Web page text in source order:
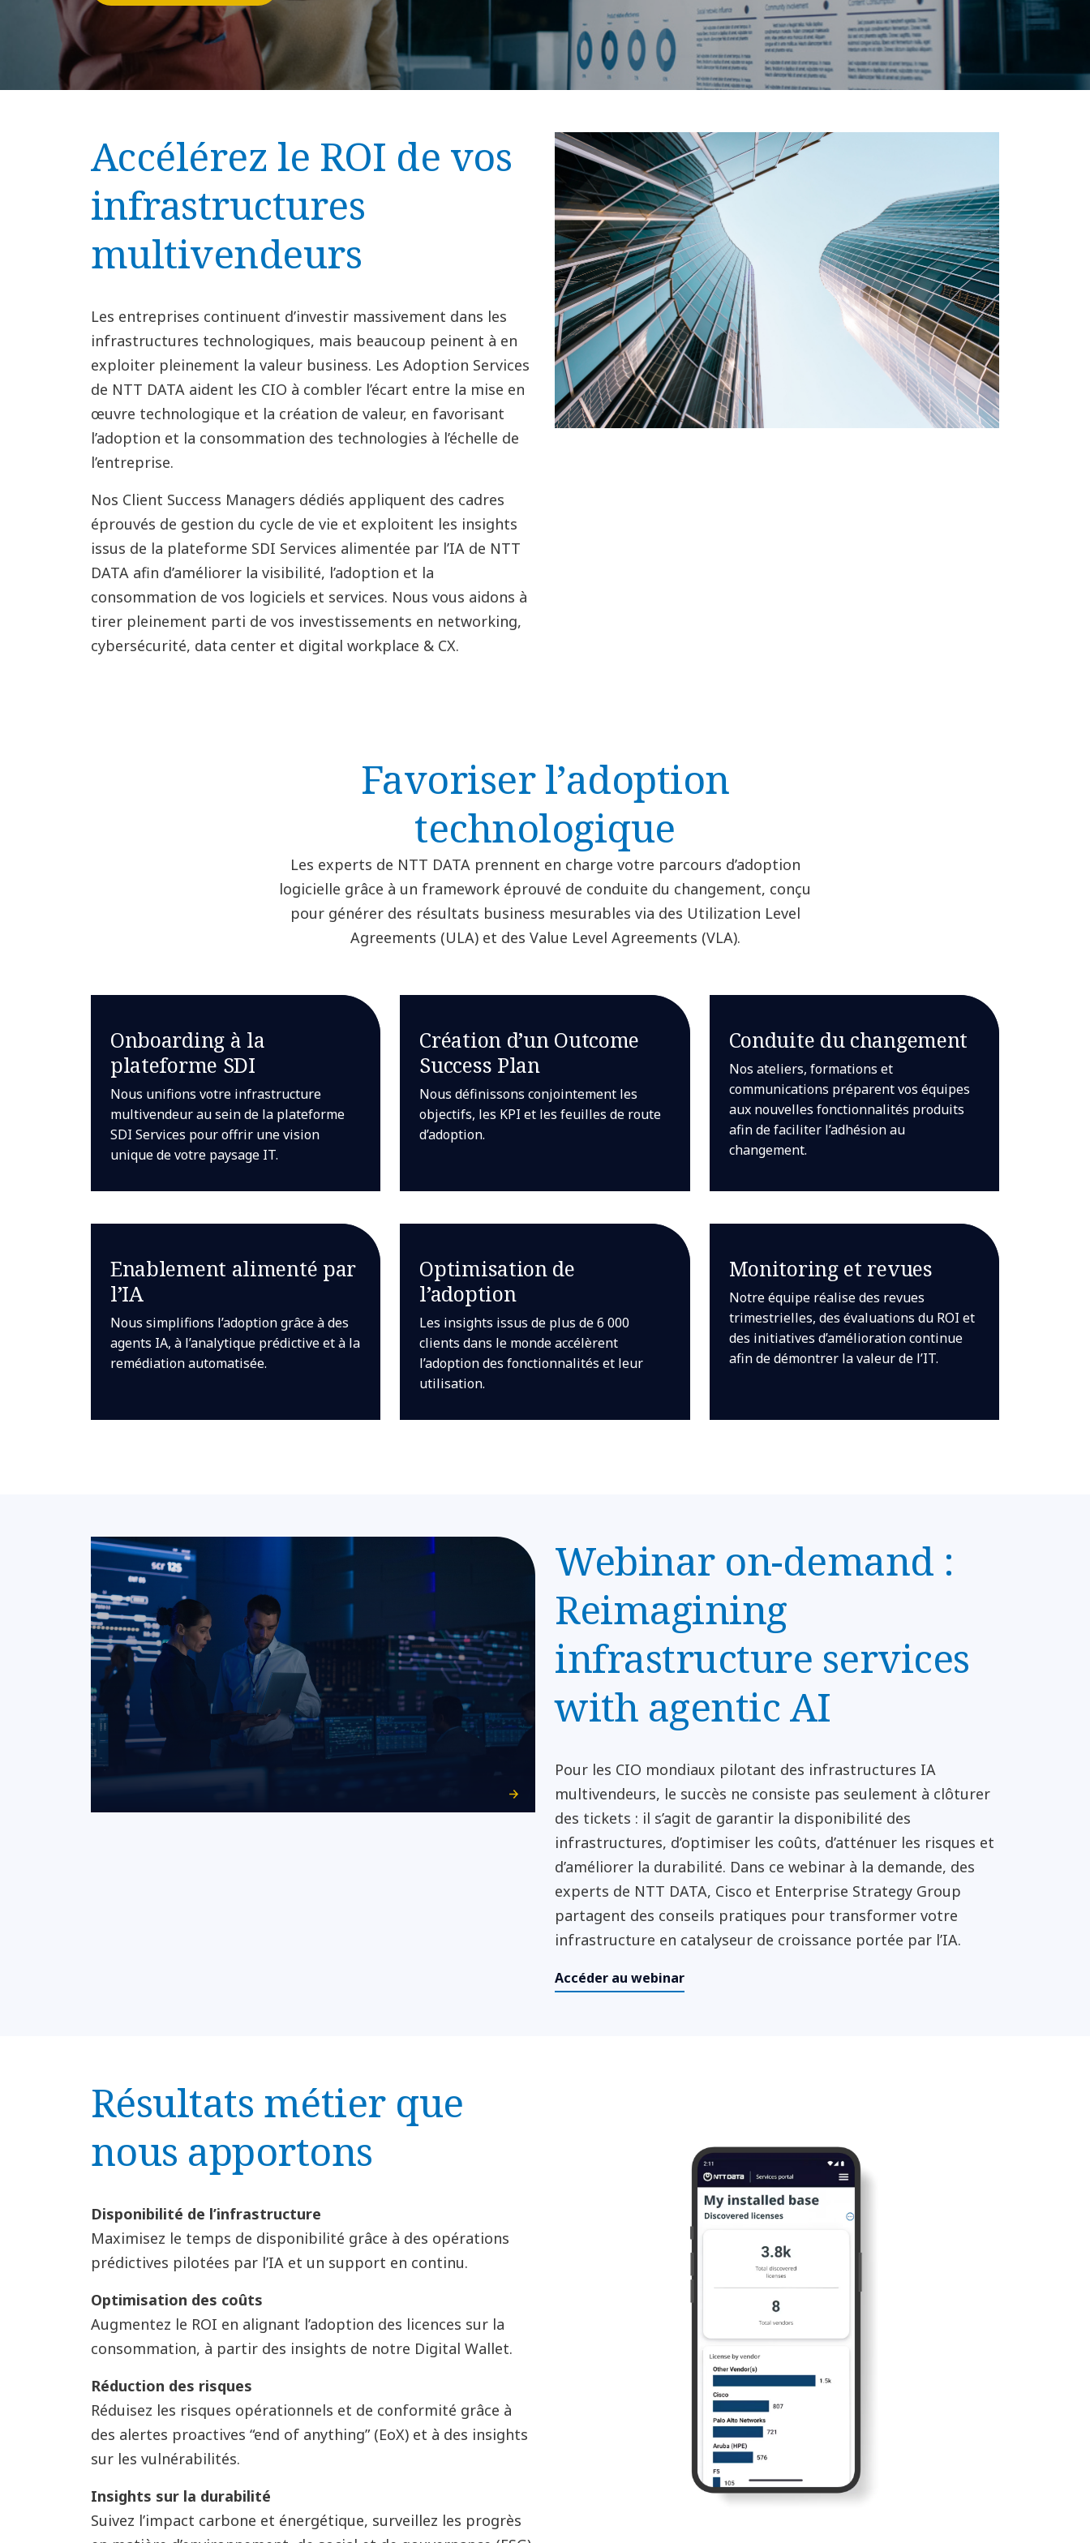
Accélérez le ROI de vos
infrastructures
multivendeurs
Les entreprises continuent d’investir massivement dans les
infrastructures technologiques, mais beaucoup peinent à en
exploiter pleinement la valeur business. Les Adoption Services
de NTT DATA aident les CIO à combler l’écart entre la mise en
œuvre technologique et la création de valeur, en favorisant
l’adoption et la consommation des technologies à l’échelle de
l’entreprise.
Nos Client Success Managers dédiés appliquent des cadres
éprouvés de gestion du cycle de vie et exploitent les insights
issus de la plateforme SDI Services alimentée par l’IA de NTT
DATA afin d’améliorer la visibilité, l’adoption et la
consommation de vos logiciels et services. Nous vous aidons à
tirer pleinement parti de vos investissements en networking,
cybersécurité, data center et digital workplace & CX.
Favoriser l’adoption
technologique
Les experts de NTT DATA prennent en charge votre parcours d’adoption
logicielle grâce à un framework éprouvé de conduite du changement, conçu
pour générer des résultats business mesurables via des Utilization Level
Agreements (ULA) et des Value Level Agreements (VLA).
Onboarding à la
plateforme SDI
Nous unifions votre infrastructure
multivendeur au sein de la plateforme
SDI Services pour offrir une vision
unique de votre paysage IT.
Création d’un Outcome
Success Plan
Nous définissons conjointement les
objectifs, les KPI et les feuilles de route
d’adoption.
Conduite du changement
Nos ateliers, formations et
communications préparent vos équipes
aux nouvelles fonctionnalités produits
afin de faciliter l’adhésion au
changement.
Enablement alimenté par
l’IA
Nous simplifions l’adoption grâce à des
agents IA, à l’analytique prédictive et à la
remédiation automatisée.
Optimisation de
l’adoption
Les insights issus de plus de 6 000
clients dans le monde accélèrent
l’adoption des fonctionnalités et leur
utilisation.
Monitoring et revues
Notre équipe réalise des revues
trimestrielles, des évaluations du ROI et
des initiatives d’amélioration continue
afin de démontrer la valeur de l’IT.
Webinar on-demand :
Reimagining
infrastructure services
with agentic AI
Pour les CIO mondiaux pilotant des infrastructures IA
multivendeurs, le succès ne consiste pas seulement à clôturer
des tickets : il s’agit de garantir la disponibilité des
infrastructures, d’optimiser les coûts, d’atténuer les risques et
d’améliorer la durabilité. Dans ce webinar à la demande, des
experts de NTT DATA, Cisco et Enterprise Strategy Group
partagent des conseils pratiques pour transformer votre
infrastructure en catalyseur de croissance portée par l’IA.
Accéder au webinar
Résultats métier que
nous apportons
Disponibilité de l’infrastructure
Maximisez le temps de disponibilité grâce à des opérations
prédictives pilotées par l’IA et un support en continu.
Optimisation des coûts
Augmentez le ROI en alignant l’adoption des licences sur la
consommation, à partir des insights de notre Digital Wallet.
Réduction des risques
Réduisez les risques opérationnels et de conformité grâce à
des alertes proactives “end of anything” (EoX) et à des insights
sur les vulnérabilités.
Insights sur la durabilité
Suivez l’impact carbone et énergétique, surveillez les progrès